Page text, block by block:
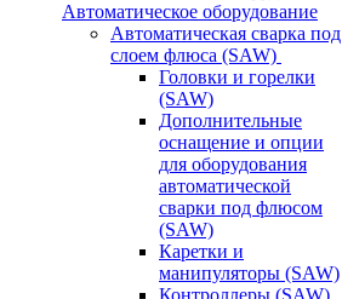
Автоматическое оборудование
Автоматическая сварка под
слоем флюса (SAW)
Головки и горелки
(SAW)
Дополнительные
оснащение и опции
для оборудования
автоматической
сварки под флюсом
(SAW)
Каретки и
манипуляторы (SAW)
Контроллеры (SAW)